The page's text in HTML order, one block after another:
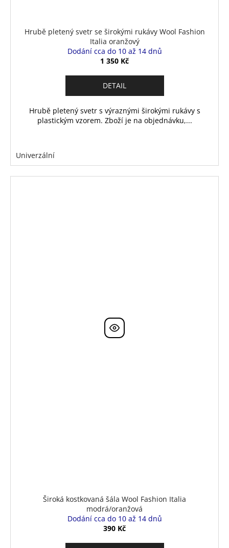
Hrubě pletený svetr se širokými rukávy Wool Fashion
Italia oranžový
Dodání cca do 10 až 14 dnů
1 350 Kč
DETAIL
Hrubě pletený svetr s výraznými širokými rukávy s
plastickým vzorem. Zboží je na objednávku,...
Univerzální
Široká kostkovaná šála Wool Fashion Italia
modrá/oranžová
Dodání cca do 10 až 14 dnů
390 Kč